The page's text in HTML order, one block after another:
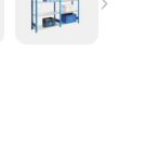
Next